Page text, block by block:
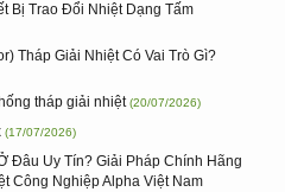
Bị Trao Đổi Nhiệt Dạng Tấm
Tháp Giải Nhiệt Có Vai Trò Gì?
tháp giải nhiệt(20/07/2026)
(17/07/2026)
Đâu Uy Tín? Giải Pháp Chính Hãng
Công Nghiệp Alpha Việt Nam